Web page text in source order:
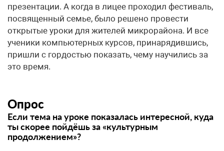
презентации. А когда в лицее проходил фестиваль,
посвященный семье, было решено провести
открытые уроки для жителей микрорайона. И все
ученики компьютерных курсов, принарядившись,
пришли с гордостью показать, чему научились за
это время.
Опрос
Если тема на уроке показалась интересной, куда
ты скорее пойдёшь за «культурным
продолжением»?